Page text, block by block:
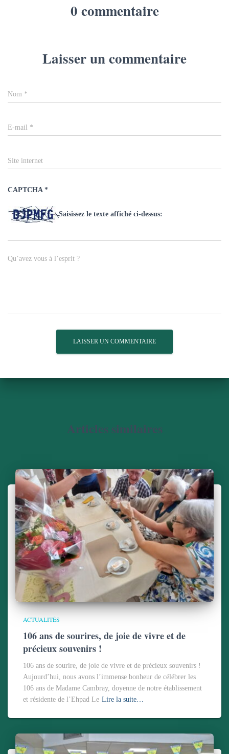
0 commentaire
Laisser un commentaire
Nom *
E-mail *
Site internet
CAPTCHA *
Saisissez le texte affiché ci-dessus:
Qu’avez vous à l’esprit ?
Articles similaires
ACTUALITÉS
106 ans de sourires, de joie de vivre et de
précieux souvenirs !
106 ans de sourire, de joie de vivre et de précieux souvenirs !
Aujourd’hui, nous avons l’immense bonheur de célébrer les
106 ans de Madame Cambray, doyenne de notre établissement
et résidente de l’Ehpad Le Lire la suite…